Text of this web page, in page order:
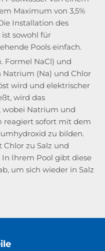
Maximum von 3,5%
Installation des
ist sowohl für
Pools einfach.
Formel NaCl) und
Natrium (Na) und Chlor
wird und elektrischer
wird das
wobei Natrium und
reagiert sofort mit dem
zu bilden.
zu Salz und
Ihrem Pool gibt diese
um sich wieder in Salz